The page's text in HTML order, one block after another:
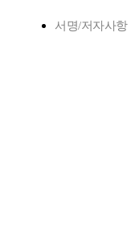
서명/저자사항